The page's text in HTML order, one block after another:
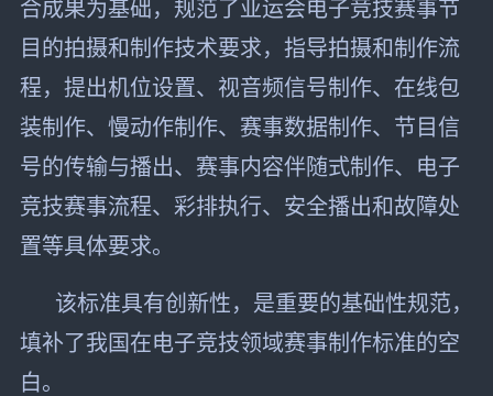
合成果为基础，规范了亚运会电子竞技赛事节
目的拍摄和制作技术要求，指导拍摄和制作流
程，提出机位设置、视音频信号制作、在线包
装制作、慢动作制作、赛事数据制作、节目信
号的传输与播出、赛事内容伴随式制作、电子
竞技赛事流程、彩排执行、安全播出和故障处
置等具体要求。
该标准具有创新性，是重要的基础性规范，
填补了我国在电子竞技领域赛事制作标准的空
白。